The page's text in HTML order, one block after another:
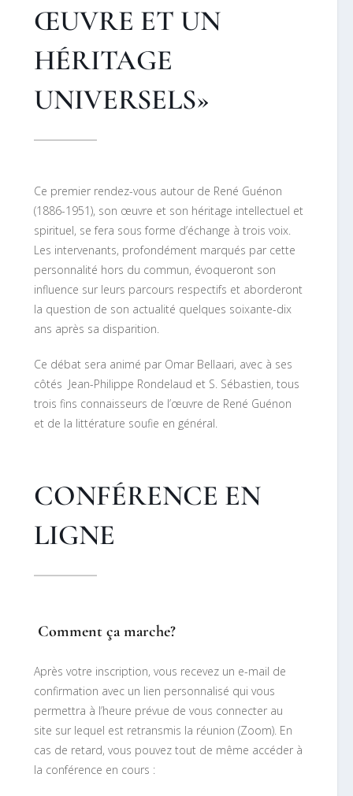
ŒUVRE ET UN
HÉRITAGE
UNIVERSELS»
Ce premier rendez-vous autour de René Guénon
(1886-1951), son œuvre et son héritage intellectuel et
spirituel, se fera sous forme d’échange à trois voix.
Les intervenants, profondément marqués par cette
personnalité hors du commun, évoqueront son
influence sur leurs parcours respectifs et aborderont
la question de son actualité quelques soixante-dix
ans après sa disparition.
Ce débat sera animé par Omar Bellaari, avec à ses
côtés Jean-Philippe Rondelaud et S. Sébastien, tous
trois fins connaisseurs de l’œuvre de René Guénon
et de la littérature soufie en général.
CONFÉRENCE EN
LIGNE
Comment ça marche?
Après votre inscription, vous recevez un e-mail de
confirmation avec un lien personnalisé qui vous
permettra à l’heure prévue de vous connecter au
site sur lequel est retransmis la réunion (Zoom). En
cas de retard, vous pouvez tout de même accéder à
la conférence en cours :